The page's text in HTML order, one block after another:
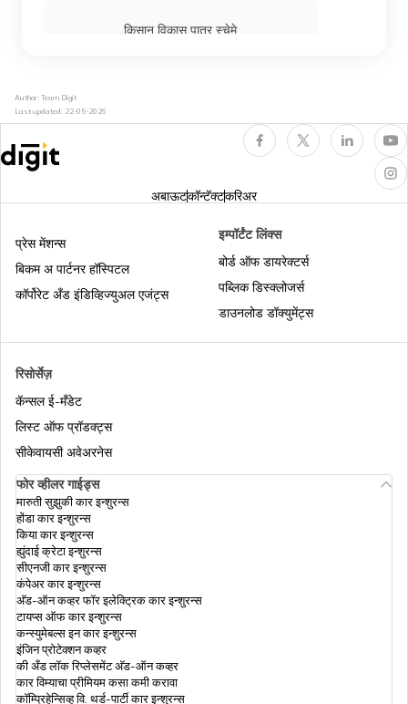
किसान विकास पात्र स्चेमे
Author: Team Digit
Last updated: 22-05-2026
अबाऊटकॉन्टॅक्टकरिअर
रिसोर्सेज़
कॅन्सल ई-मँडेट
लिस्ट ऑफ प्रॉडक्ट्स
सीकेवायसी अवेअरनेस
प्रेस मेंशन्स
बिकम अ पार्टनर हॉस्पिटल
कॉर्पोरेट अँड इंडिव्हिज्युअल एजंट्स
इम्पॉर्टंट लिंक्स
बोर्ड ऑफ डायरेक्टर्स
पब्लिक डिस्क्लोजर्स
डाउनलोड डॉक्युमेंट्स
फोर व्हीलर गाईड्स
मारुती सुझुकी कार इन्शुरन्स
होंडा कार इन्शुरन्स
किया कार इन्शुरन्स
ह्युंदाई क्रेटा इन्शुरन्स
सीएनजी कार इन्शुरन्स
कंपेअर कार इन्शुरन्स
अ‍ॅड-ऑन कव्हर फॉर इलेक्ट्रिक कार इन्शुरन्स
टायप्स ऑफ कार इन्शुरन्स
कन्स्युमेबल्स इन कार इन्शुरन्स
इंजिन प्रोटेक्शन कव्हर
की अँड लॉक रिप्लेसमेंट अ‍ॅड-ऑन कव्हर
कार विम्याचा प्रीमियम कसा कमी करावा
कॉम्प्रिहेन्सिव्ह वि. थर्ड-पार्टी कार इन्शुरन्स